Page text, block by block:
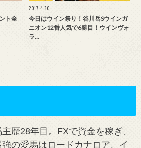
ト全
2017.4.30
今日はウイン祭り！谷川岳Sウインガ
ニオン12番人気で6勝目！ウインヴォ
ラ…
歴28年目。FXで資金を稼ぎ、
の愛馬はロードカナロア、イ